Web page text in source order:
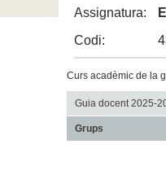
Assignatura:
Codi:
Curs acadèmic de la
Guia docent 2025-
Grups